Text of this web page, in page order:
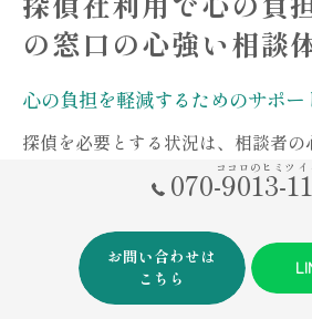
の窓口の心強い相談
心の負担を軽減するためのサポー
探偵を必要とする状況は、相談者
えることがあります。このような時
を整えています。具体的には、カウ
のケアを重視し、問題解決のプロセ
ことで、相談者の不安を和らげるこ
070-9013-
ココロのヒミツ
お問い合わせは
こちら